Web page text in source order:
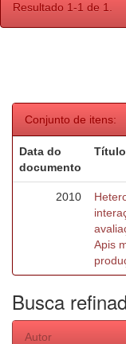
Resultado 1-1 de 1.
Conjunto de itens:
Data do
documento
Título
2010
Apis
Busca
Autor